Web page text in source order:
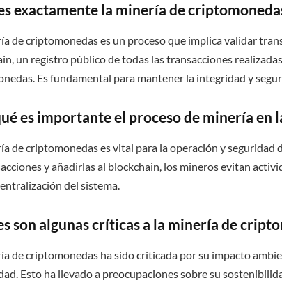
exactamente la minería de
de criptomonedas es un proceso que implica validar
un registro público de todas las transacciones
Es fundamental para mantener la integridad y
es importante el proceso de minería en
de criptomonedas es vital para la operación y seguridad
y añadirlas al blockchain, los mineros evitan
del sistema.
son algunas críticas a la minería de
de criptomonedas ha sido criticada por su impacto
Esto ha llevado a preocupaciones sobre su